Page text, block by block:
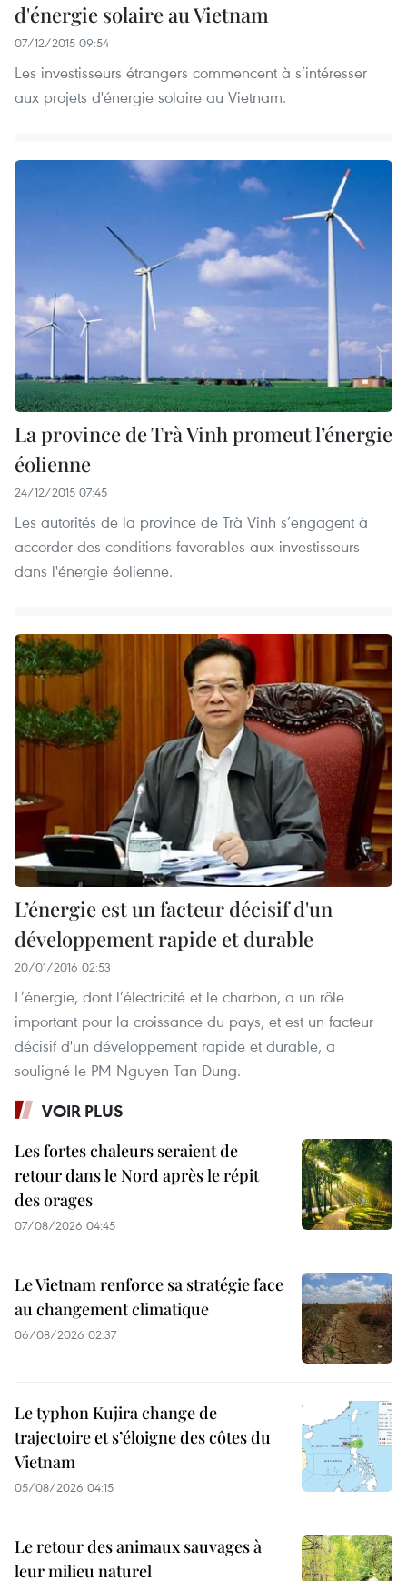
d'énergie solaire au Vietnam
07/12/2015 09:54
Les investisseurs étrangers commencent à s’intéresser
aux projets d'énergie solaire au Vietnam.
La province de Trà Vinh promeut l’énergie
éolienne
24/12/2015 07:45
Les autorités de la province de Trà Vinh s’engagent à
accorder des conditions favorables aux investisseurs
dans l'énergie éolienne.
L’énergie est un facteur décisif d'un
développement rapide et durable
20/01/2016 02:53
L’énergie, dont l’électricité et le charbon, a un rôle
important pour la croissance du pays, et est un facteur
décisif d'un développement rapide et durable, a
souligné le PM Nguyen Tan Dung.
VOIR PLUS
Les fortes chaleurs seraient de
retour dans le Nord après le répit
des orages
07/08/2026 04:45
Le Vietnam renforce sa stratégie face
au changement climatique
06/08/2026 02:37
Le typhon Kujira change de
trajectoire et s’éloigne des côtes du
Vietnam
05/08/2026 04:15
Le retour des animaux sauvages à
leur milieu naturel